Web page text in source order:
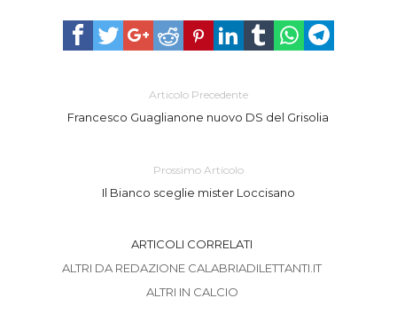
Articolo Precedente
Francesco Guaglianone nuovo DS del Grisolia
Prossimo Articolo
Il Bianco sceglie mister Loccisano
ARTICOLI CORRELATI
ALTRI DA REDAZIONE CALABRIADILETTANTI.IT
ALTRI IN CALCIO